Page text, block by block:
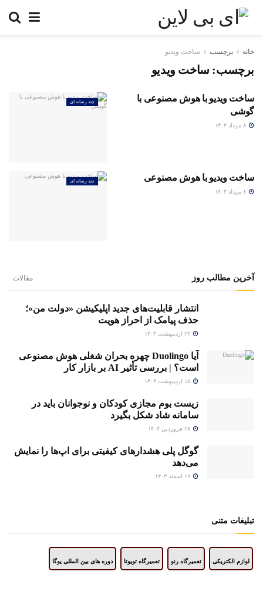
خانه برچسب ساخت ویدیو
برچسب: ساخت ویدیو
چند رسانه ای
ساخت ویدیو با هوش مصنوعی با
گوشی
چند رسانه ای ساخت ویدیو با هوش مصنوعی
آخرین مطالب روز مقالات
انتشار قابلیت‌های جدید اپلیکیشن «دولت من»؛
حذف پیامک از احراز هویت
آیا Duolingo چهره بحران شغلی هوش مصنوعی
است؟ | بررسی تأثیر AI بر بازار کار
زیست بوم مجازی کودکان و نوجوانان باید در
سامانه شاد شکل بگیرد
گوگل پلی هشدارهای کیفیتی برای اپ‌ها را نمایش
می‌دهد
تبلیغات متنی
لوازم الکتریکی تعمیرگاه رنو تعمیرگاه تویوتا دوره های بین المللی یوگا